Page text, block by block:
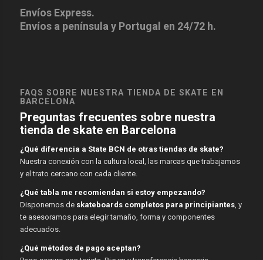
Envíos Express.
Envíos a península y Portugal en 24/72 h.
FAQS SOBRE NUESTRA TIENDA DE SKATE EN
BARCELONA
Preguntas frecuentes sobre nuestra
tienda de skate en Barcelona
¿Qué diferencia a State BCN de otras tiendas de skate?
Nuestra conexión con la cultura local, las marcas que trabajamos
y el trato cercano con cada cliente.
¿Qué tabla me recomiendan si estoy empezando?
Disponemos de skateboards completos para principiantes, y
te asesoramos para elegir tamaño, forma y componentes
adecuados.
¿Qué métodos de pago aceptan?